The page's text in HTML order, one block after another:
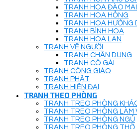
TRANH HOA ĐÀO MAI
TRANH HOA HỒNG
TRANH HOA HƯỚNG
TRANH BÌNH HOA
TRANH HOA LAN
TRANH VẼ NGƯỜI
TRANH CHÂN DUNG
TRANH CÔ GÁI
TRANH CÔNG GIÁO
TRANH PHẬT
TRANH HIỆN ĐẠI
TRANH THEO PHÒNG
TRANH TREO PHÒNG
TRANH TREO PHÒNG LÀM
TRANH TREO PHÒNG NGỦ
TRANH TREO PHÒNG THỜ